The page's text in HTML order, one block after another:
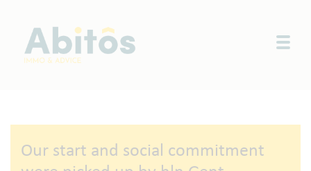
Our start and social commitment